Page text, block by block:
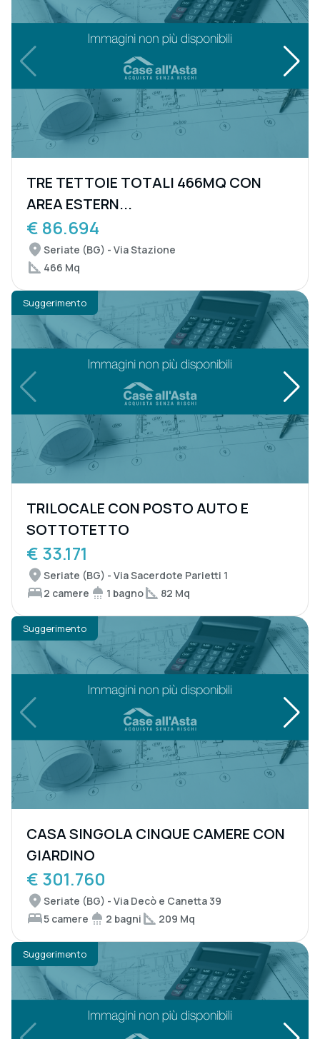
TRE TETTOIE TOTALI 466MQ CON
AREA ESTERN...
€ 86.694
Seriate (BG) - Via Stazione
466 Mq
Suggerimento
TRILOCALE CON POSTO AUTO E
SOTTOTETTO
€ 33.171
Seriate (BG) - Via Sacerdote Parietti 1
2 camere
1 bagno 82 Mq
Suggerimento
CASA SINGOLA CINQUE CAMERE CON
GIARDINO
€ 301.760
Seriate (BG) - Via Decò e Canetta 39
5 camere
2 bagni 209 Mq
Suggerimento